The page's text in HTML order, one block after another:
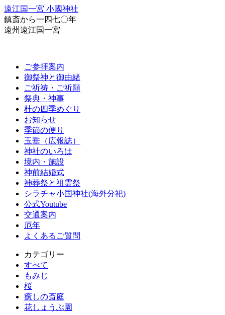
遠江国一宮 小國神社
鎮斎から一四七〇年
遠州遠江国一宮
ご参拝案内
御祭神と御由緒
ご祈祷・ご祈願
祭典・神事
杜の四季めぐり
お知らせ
季節の便り
玉垂（広報誌）
神社のいろは
境内・施設
神前結婚式
神葬祭と祖霊祭
シラチャ小国神社(海外分祀)
公式Youtube
交通案内
厄年
よくあるご質問
カテゴリー
すべて
もみじ
桜
癒しの斎庭
花しょうぶ園